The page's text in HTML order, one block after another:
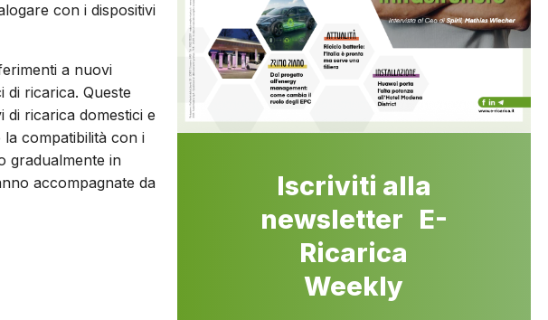
con i dispositivi
a nuovi
ricarica. Queste
di ricarica domestici e
la compatibilità con i
gradualmente in
accompagnate da
Iscriviti alla
newsletter E-
Ricarica
Weekly